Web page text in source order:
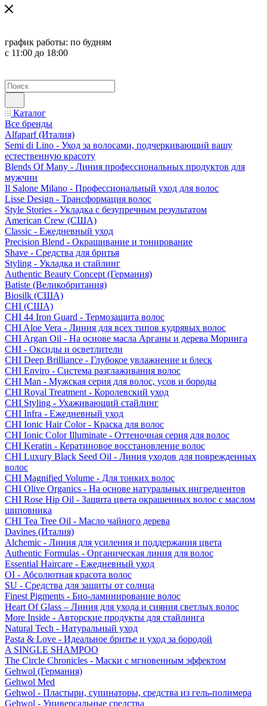
график работы: по будням
с 11:00 до 18:00
Каталог
Все бренды
Alfaparf (Италия)
Semi di Lino - Уход за волосами, подчеркивающий вашу
естественную красоту
Blends Of Many - Линия профессиональных продуктов для
мужчин
Il Salone Milano - Профессиональный уход для волос
Lisse Design - Трансформация волос
Style Stories - Укладка с безупречным результатом
American Crew (США)
Classic - Ежедневный уход
Precision Blend - Окрашивание и тонирование
Shave - Средства для бритья
Styling - Укладка и стайлинг
Authentic Beauty Concept (Германия)
Batiste (Великобритания)
Biosilk (США)
CHI (США)
CHI 44 Iron Guard - Термозащита волос
CHI Aloe Vera - Линия для всех типов кудрявых волос
CHI Argan Oil - На основе масла Арганы и дерева Моринга
CHI - Оксиды и осветлители
CHI Deep Brilliance - Глубокое увлажнение и блеск
CHI Enviro - Система разглаживания волос
CHI Man - Мужская серия для волос, усов и бороды
CHI Royal Treatment - Королевский уход
CHI Styling - Ухаживающий стайлинг
CHI Infra - Ежедневный уход
CHI Ionic Hair Color - Краска для волос
CHI Ionic Color Illuminate - Оттеночная серия для волос
CHI Keratin - Кератиновое восстановление волос
CHI Luxury Black Seed Oil - Линия уходов для поврежденных
волос
CHI Magnified Volume - Для тонких волос
CHI Olive Organics - На основе натуральных ингредиентов
CHI Rose Hip Oil - Защита цвета окрашенных волос с маслом
шиповника
CHI Tea Tree Oil - Масло чайного дерева
Davines (Италия)
Alchemic - Линия для усиления и поддержания цвета
Authentic Formulas - Органическая линия для волос
Essential Haircare - Eжедневный уход
OI - Абсолютная красота волос
SU - Средства для защиты от солнца
Finest Pigments - Био-ламинирование волос
Heart Of Glass – Линия для ухода и сияния светлых волос
More Inside - Авторские продукты для стайлинга
Natural Tech - Натуральный уход
Pasta & Love - Идеальное бритье и уход за бородой
A SINGLE SHAMPOO
The Circle Chronicles - Маски с мгновенным эффектом
Gehwol (Германия)
Gehwol Med
Gehwol - Пластыри, супинаторы, средства из гель-полимера
Gehwol - Универсальные средства